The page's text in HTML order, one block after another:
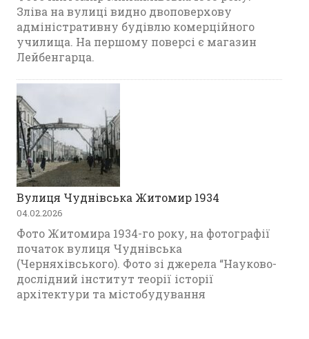
Зліва на вулиці видно двоповерхову
адміністративну будівлю комерційного
училища. На першому поверсі є магазин
Лейбенгарца.
Вулиця Чуднівська Житомир 1934
04.02.2026
Фото Житомира 1934-го року, на фотографії
початок вулиця Чуднівська
(Черняхівського). Фото зі джерела “Науково-
дослідний інститут теорії історії
архітектури та містобудування